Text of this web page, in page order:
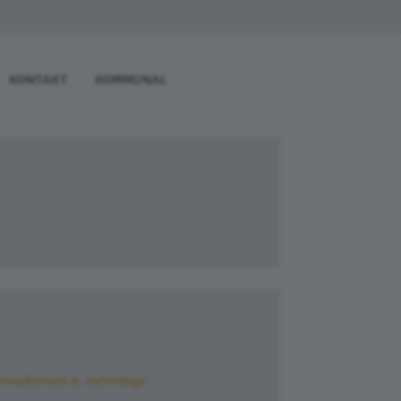
KONTAKT KOMMUNAL
& -technologie